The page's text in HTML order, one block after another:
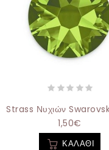
Strass Νυχιών
1,50€
ΚΑΛΆΘΙ